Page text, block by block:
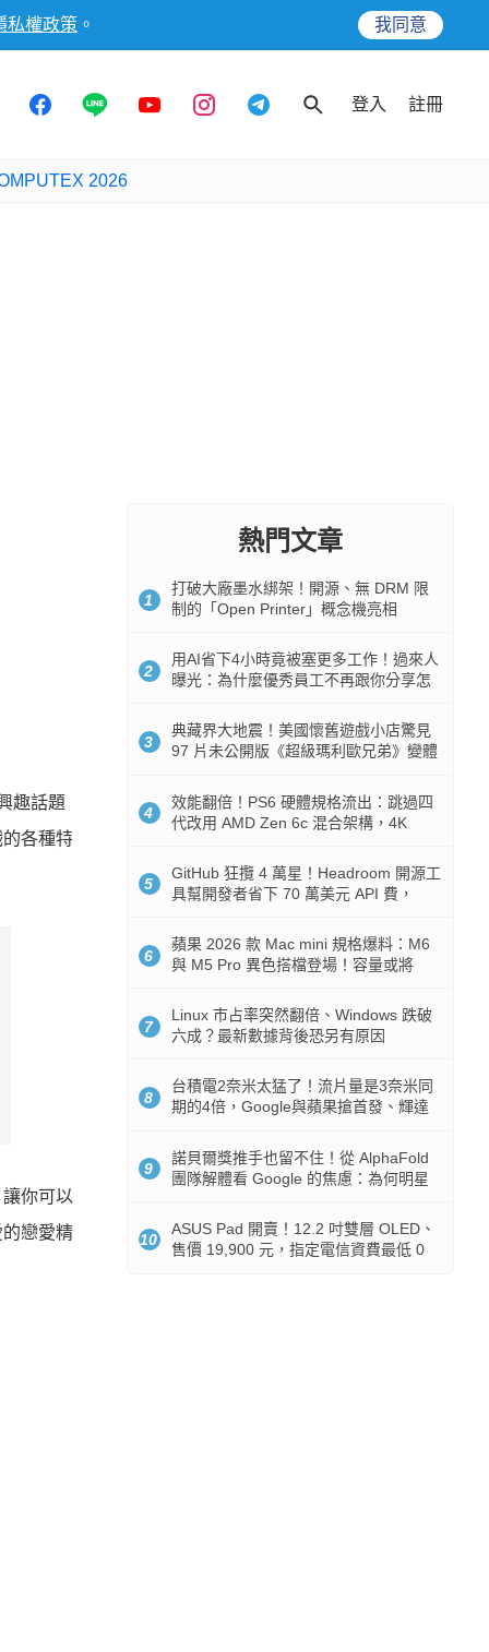
私權政策 。 我同意
登入 註冊
2026
趣話題
各種特
你可以
戀愛精
熱門文章
1
打破大廠墨水綁架！開源、無 DRM 限
制的「Open Printer」概念機亮相
2
用AI省下4小時竟被塞更多工作！過來人
曝光：為什麼優秀員工不再跟你分享怎
3
典藏界大地震！美國懷舊遊戲小店驚見
97 片未公開版《超級瑪利歐兄弟》變體
4
效能翻倍！PS6 硬體規格流出：跳過四
代改用 AMD Zen 6c 混合架構，4K
5
GitHub 狂攬 4 萬星！Headroom 開源工
具幫開發者省下 70 萬美元 API 費，
6
蘋果 2026 款 Mac mini 規格爆料：M6
與 M5 Pro 異色搭檔登場！容量或將
7
Linux 市占率突然翻倍、Windows 跌破
六成？最新數據背後恐另有原因
8
台積電2奈米太猛了！流片量是3奈米同
期的4倍，Google與蘋果搶首發、輝達
9
諾貝爾獎推手也留不住！從 AlphaFold
團隊解體看 Google 的焦慮：為何明星
10
ASUS Pad 開賣！12.2 吋雙層 OLED、
售價 19,900 元，指定電信資費最低 0